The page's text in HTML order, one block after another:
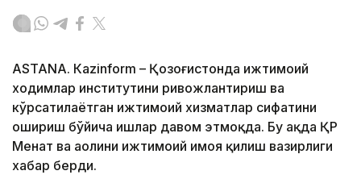
ASTANА. Кazinform – Қозоғистонда ижтимоий
ходимлар институтини ривожлантириш ва
кўрсатилаётган ижтимоий хизматлар сифатини
ошириш бўйича ишлар давом этмоқда. Бу ҳақда ҚР
Меҳнат ва аҳолини ижтимоий ҳимоя қилиш вазирлиги
хабар берди.